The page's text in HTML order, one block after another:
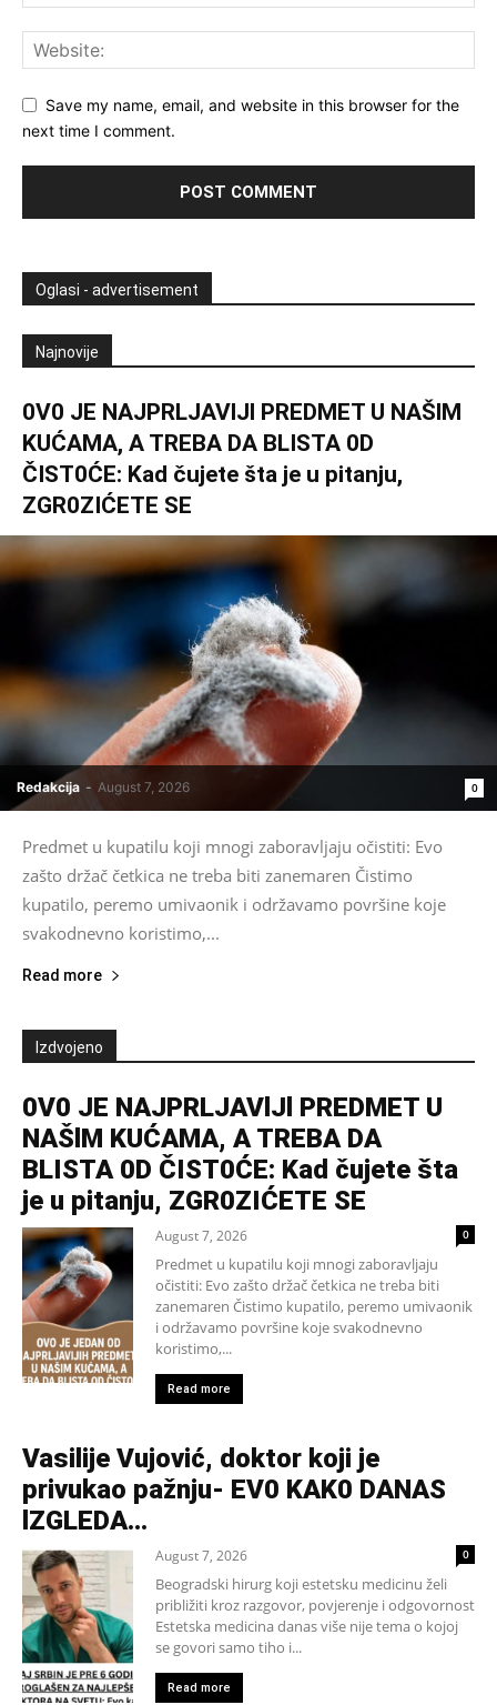
Save my name, email, and website in this browser for the
next time I comment.
Oglasi - advertisement
Najnovije
0V0 JE NAJPRLJAVlJl PREDMET U NAŠlM
KUĆAMA, A TREBA DA BLISTA 0D
ČIST0ĆE: Kad čujete šta je u pitanju,
ZGR0ZIĆETE SE
Redakcija - August 7, 2026 0
Predmet u kupatilu koji mnogi zaboravljaju očistiti: Evo
zašto držač četkica ne treba biti zanemaren Čistimo
kupatilo, peremo umivaonik i održavamo površine koje
svakodnevno koristimo,...
Read more
Izdvojeno
0V0 JE NAJPRLJAVlJl PREDMET U
NAŠlM KUĆAMA, A TREBA DA
BLISTA 0D ČIST0ĆE: Kad čujete šta
je u pitanju, ZGR0ZIĆETE SE
August 7, 2026 0
Predmet u kupatilu koji mnogi zaboravljaju
očistiti: Evo zašto držač četkica ne treba biti
zanemaren Čistimo kupatilo, peremo umivaonik
i održavamo površine koje svakodnevno
koristimo,...
Read more
Vasilije Vujović, doktor koji je
privukao pažnju- EV0 KAK0 DANAS
lZGLEDA…
August 7, 2026 0
Beogradski hirurg koji estetsku medicinu želi
približiti kroz razgovor, povjerenje i odgovornost
Estetska medicina danas više nije tema o kojoj
se govori samo tiho i...
Read more